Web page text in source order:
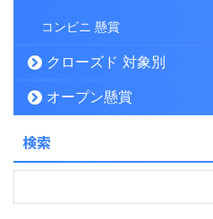
コンビニ 懸賞
クローズド 対象別
オープン懸賞
検索